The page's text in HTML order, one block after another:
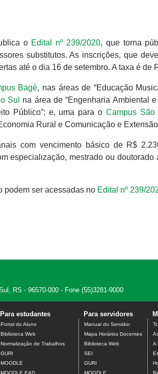
o Edital nº 239/2020, que torna
substitutos. As inscrições, que
até o dia 16 de setembro. A taxa é de
Bagé, nas áreas de “Educação
Sul
na área de “Engenharia Ambiental
Público”; e, uma para o Campus São
Rural e Comunicação e Extensão
com vencimento básico de R$
especialização, mestrado ou
podem ser acessadas no Edital nº 239/
RS - 96570-000 - Fone (55)3281-9000
Para estudantes
Portal do Aluno
Biblioteca Web
Normalização de Trabalhos
GURI
MOODLE
MOODLE EAD
Para servidores
Manual do Servidor
Mapa Horários Docentes
Biblioteca Web
SEI
GURI
MOODLE
A